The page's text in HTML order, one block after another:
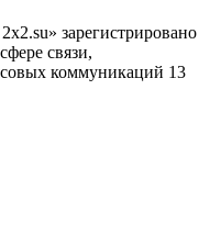
зарегистрировано
связи,
коммуникаций 13